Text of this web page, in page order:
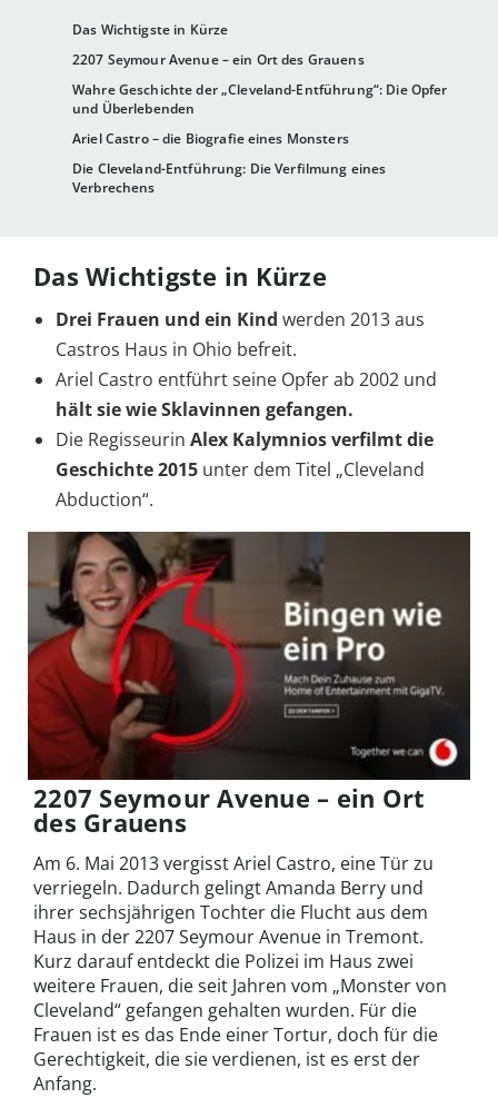
Das Wichtigste in Kürze
2207 Seymour Avenue – ein Ort des Grauens
Wahre Geschichte der „Cleveland-Entführung“: Die Opfer
und Überlebenden
Ariel Castro – die Biografie eines Monsters
Die Cleveland-Entführung: Die Verfilmung eines
Verbrechens
Das Wichtigste in Kürze
Drei Frauen und ein Kind werden 2013 aus
Castros Haus in Ohio befreit.
Ariel Castro entführt seine Opfer ab 2002 und
hält sie wie Sklavinnen gefangen.
Die Regisseurin Alex Kalymnios verfilmt die
Geschichte 2015 unter dem Titel „Cleveland
Abduction“.
2207 Seymour Avenue – ein Ort
des Grauens
Am 6. Mai 2013 vergisst Ariel Castro, eine Tür zu
verriegeln. Dadurch gelingt Amanda Berry und
ihrer sechsjährigen Tochter die Flucht aus dem
Haus in der 2207 Seymour Avenue in Tremont.
Kurz darauf entdeckt die Polizei im Haus zwei
weitere Frauen, die seit Jahren vom „Monster von
Cleveland“ gefangen gehalten wurden. Für die
Frauen ist es das Ende einer Tortur, doch für die
Gerechtigkeit, die sie verdienen, ist es erst der
Anfang.